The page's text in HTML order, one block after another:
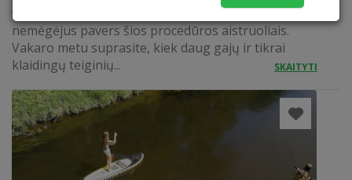
visus mitus apie pirtį ir net didžiausius pirties
nemėgėjus pavers šios procedūros aistruoliais.
Vakaro metu suprasite, kiek daug gajų ir tikrai
klaidingų teiginių...
SKAITYTI